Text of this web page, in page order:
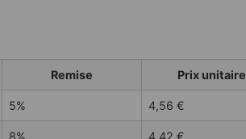
Remise Prix unitaire
5% 4,56 €
8% 4,42 €